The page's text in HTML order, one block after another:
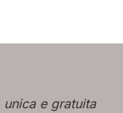
unica e gratuita